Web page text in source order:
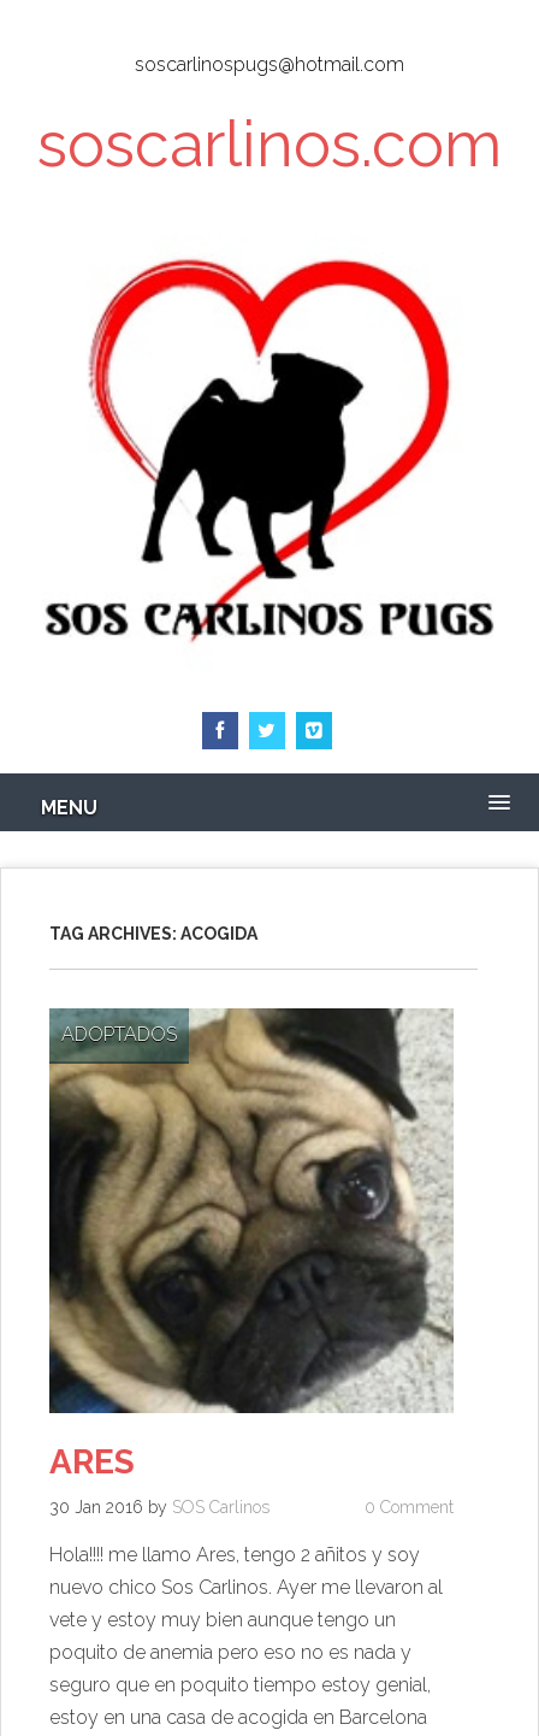
soscarlinospugs@hotmail.com
soscarlinos.com
MENU
TAG ARCHIVES: ACOGIDA
ADOPTADOS
ARES
30 Jan 2016 by SOS Carlinos 0 Comment
Hola!!!! me llamo Ares, tengo 2 añitos y soy
nuevo chico Sos Carlinos. Ayer me llevaron al
vete y estoy muy bien aunque tengo un
poquito de anemia pero eso no es nada y
seguro que en poquito tiempo estoy genial,
estoy en una casa de acogida en Barcelona